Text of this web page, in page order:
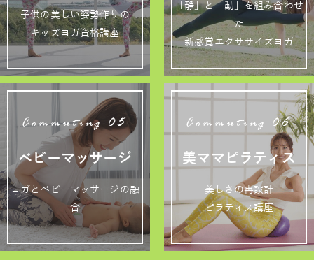
子供の美しい姿勢作りの
キッズヨガ資格講座
「静」と「動」を組み合わせ
た
新感覚エクササイズヨガ
Commuting 05
ベビーマッサージ
ヨガとベビーマッサージの融
合
Commuting 06
美ママピラティス
美しさの再設計
ピラティス講座